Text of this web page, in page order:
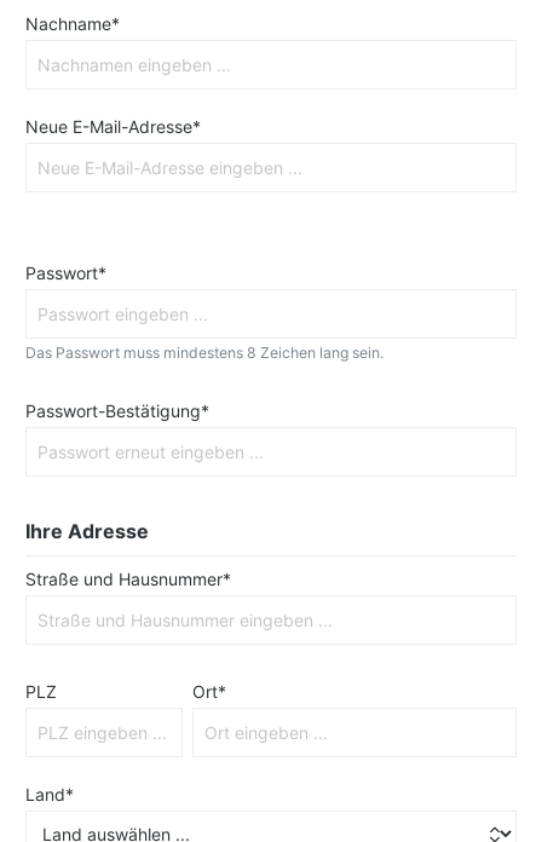
Nachname*
Neue E-Mail-Adresse*
Passwort*
Das Passwort muss mindestens 8 Zeichen lang sein.
Passwort-Bestätigung*
Ihre Adresse
Straße und Hausnummer*
PLZ Ort*
Land*